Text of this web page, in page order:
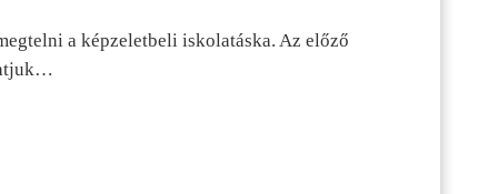
a képzeletbeli iskolatáska. Az előző